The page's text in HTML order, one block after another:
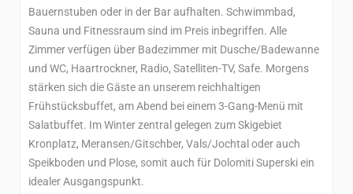
Bauernstuben oder in der Bar aufhalten. Schwimmbad,
Sauna und Fitnessraum sind im Preis inbegriffen. Alle
Zimmer verfügen über Badezimmer mit Dusche/Badewanne
und WC, Haartrockner, Radio, Satelliten-TV, Safe. Morgens
stärken sich die Gäste an unserem reichhaltigen
Frühstücksbuffet, am Abend bei einem 3-Gang-Menü mit
Salatbuffet. Im Winter zentral gelegen zum Skigebiet
Kronplatz, Meransen/Gitschber, Vals/Jochtal oder auch
Speikboden und Plose, somit auch für Dolomiti Superski ein
idealer Ausgangspunkt.